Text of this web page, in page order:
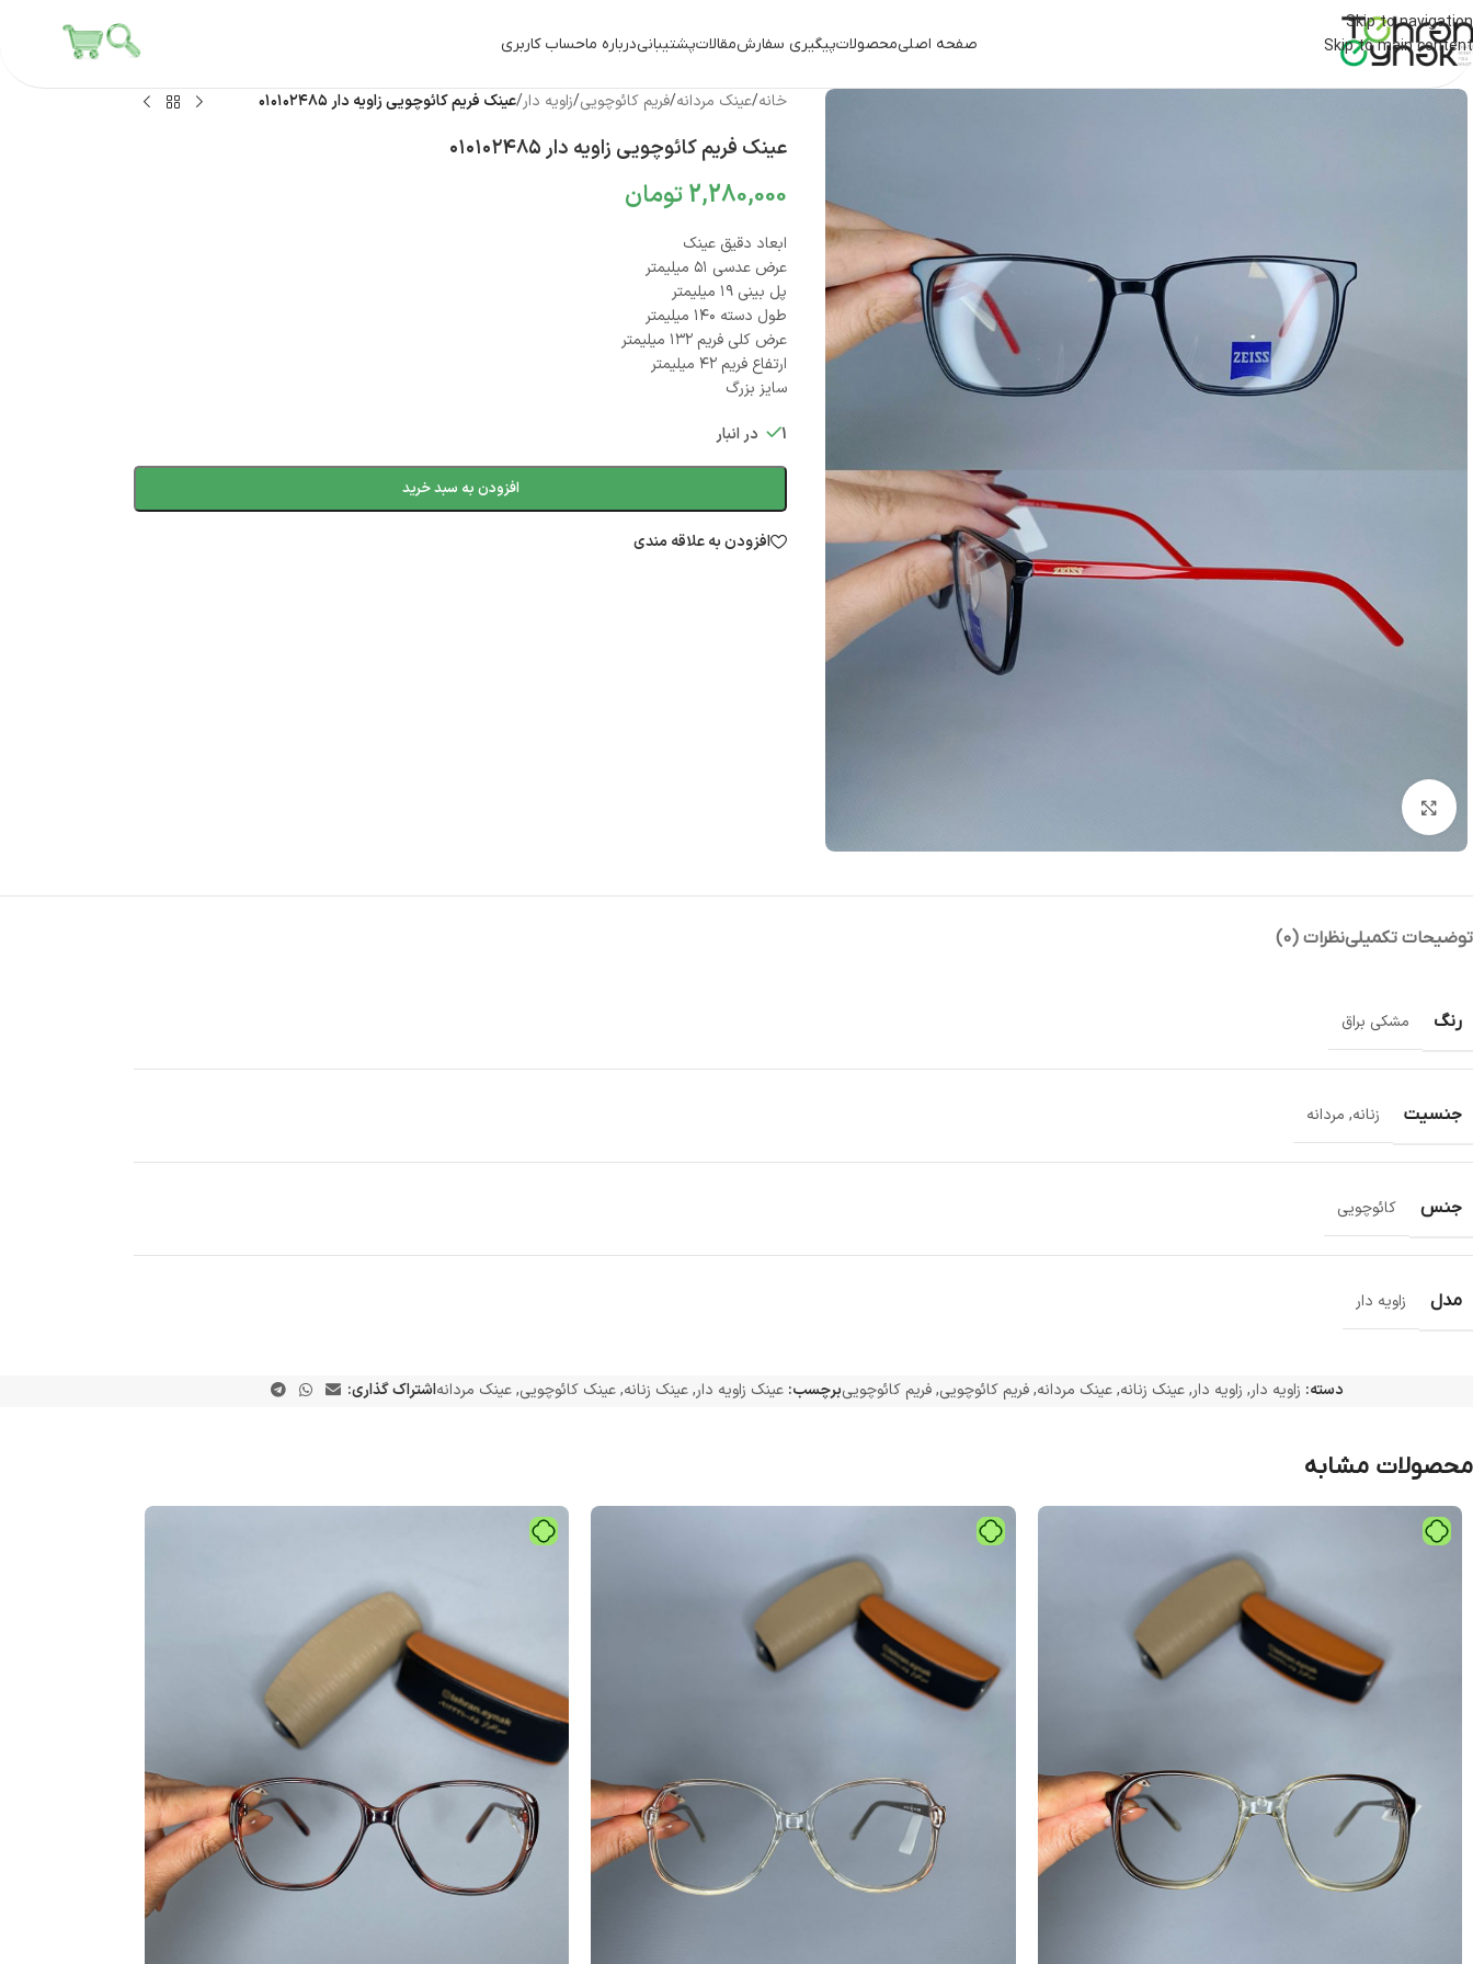
Skip to navigation
Skip to main content
صفحه اصلیمحصولاتپیگیری سفارشمقالاتپشتیبانیدرباره ماحساب کاربری
خانه/عینک مردانه/فریم کائوچویی/زاویه دار/عینک فریم کائوچویی زاویه دار ۰۱۰۱۰۲۴۸۵
عینک فریم کائوچویی زاویه دار ۰۱۰۱۰۲۴۸۵
2,280,000تومان
ابعاد دقیق عینک
عرض عدسی ۵۱ میلیمتر
پل بینی ۱۹ میلیمتر
طول دسته ۱۴۰ میلیمتر
عرض کلی فریم ۱۳۲ میلیمتر
ارتفاع فریم ۴۲ میلیمتر
سایز بزرگ
1 در انبار
افزودن به سبد خرید
افزودن به علاقه مندی
توضیحات تکمیلینظرات (0)
رنگ مشکی براق
جنسیت زنانه, مردانه
جنس کائوچویی
مدل زاویه دار
دسته: زاویه دار, زاویه دار, عینک زنانه, عینک مردانه, فریم کائوچویی, فریم کائوچوییبرچسب: عینک زاویه دار, عینک زنانه, عینک کائوچویی, عینک مردانهاشتراک گذاری:
محصولات مشابه